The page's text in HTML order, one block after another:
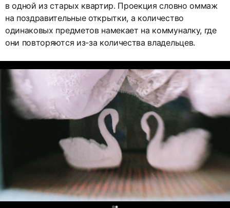
в одной из старых квартир. Проекция словно оммаж
на поздравительные открытки, а количество
одинаковых предметов намекает на коммуналку, где
они повторяются из-за количества владельцев.